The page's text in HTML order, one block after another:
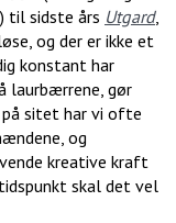
til sidste års Utgard,
og der er ikke et
konstant har
laurbærrene, gør
på sitet har vi ofte
og
kreative kraft
skal det vel